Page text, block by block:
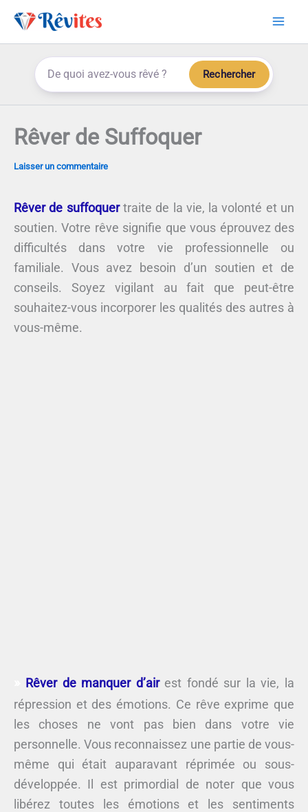
Aller
Rechercher
Rêver de Suffoquer
Laisser un commentaire
Rêver de suffoquertraite de la vie, la volonté et un
soutien. Votre rêve signifie que vous éprouvez des
difficultés dans votre vie professionnelle ou
familiale. Vous avez besoin d’un soutien et de
conseils. Soyez vigilant au fait que peut-être
souhaitez-vous incorporer les qualités des autres à
vous-même.
Rêver de manquer d’airest fondé sur la vie, la
répression et des émotions. Ce rêve exprime que
les choses ne vont pas bien dans votre vie
personnelle. Vous reconnaissez une partie de vous-
même qui était auparavant réprimée ou sous-
développée. Il est primordial de noter que vous
libérez toutes les émotions et les sentiments